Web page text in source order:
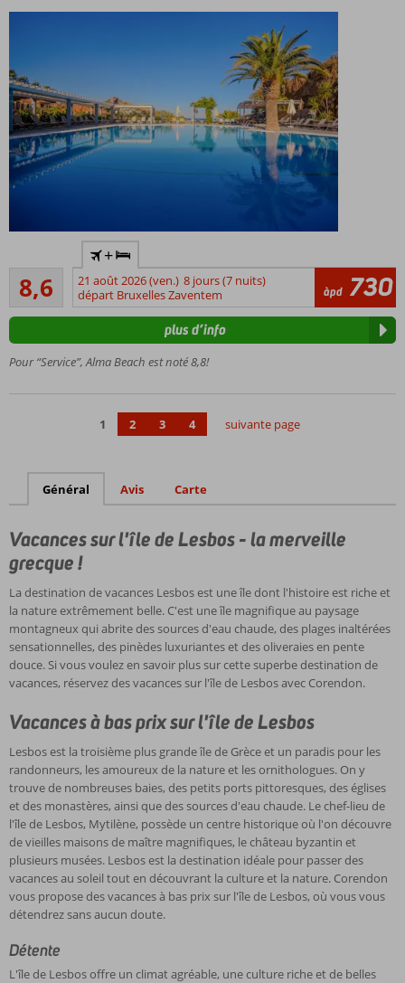
de
marche
de la
de Petra
Parfait pour
les actifs
Personnel
amical
8,6
Recommandé
41
commentaires
+
21 août 2026 (ven.) 8 jours (7 nuits)
départ Bruxelles Zaventem
àpd 730
Pour “Service”, Alma Beach est noté 8,8!
plus d’info
1 2 3 4 suivante page
Général Avis Carte
Vacances sur l'île de Lesbos - la merveille
grecque !
La destination de vacances Lesbos est une île dont l'histoire est riche et
la nature extrêmement belle. C'est une île magnifique au paysage
montagneux qui abrite des sources d'eau chaude, des plages inaltérées
sensationnelles, des pinèdes luxuriantes et des oliveraies en pente
douce. Si vous voulez en savoir plus sur cette superbe destination de
vacances, réservez des vacances sur l'île de Lesbos avec Corendon.
Vacances à bas prix sur l'île de Lesbos
Lesbos est la troisième plus grande île de Grèce et un paradis pour les
randonneurs, les amoureux de la nature et les ornithologues. On y
trouve de nombreuses baies, des petits ports pittoresques, des églises
et des monastères, ainsi que des sources d'eau chaude. Le chef-lieu de
l'île de Lesbos, Mytilène, possède un centre historique où l'on découvre
de vieilles maisons de maître magnifiques, le château byzantin et
plusieurs musées. Lesbos est la destination idéale pour passer des
vacances au soleil tout en découvrant la culture et la nature. Corendon
vous propose des vacances à bas prix sur l'île de Lesbos, où vous vous
détendrez sans aucun doute.
Détente
L'île de Lesbos offre un climat agréable, une culture riche et de belles